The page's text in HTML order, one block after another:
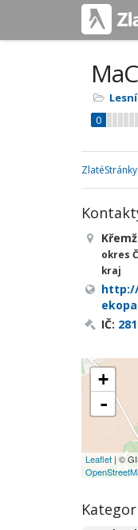
0
okres
kraj
IČ:
+
-
Leaflet | ©